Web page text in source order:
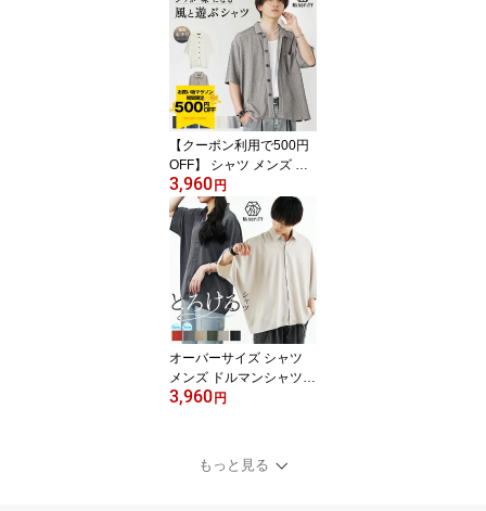
スラックス メンズ チェ
ックパンツ テーパードパ
ンツ グレンチェック パ
ンツ チェック セミワイ
ド スラックス トラウザ
ー ボトムス 無地 夏 韓国
ファッション メンズファ
ッション
【クーポン利用で500円
OFF】 シャツ メンズ 春
長袖 半袖 シャツ 涼しい
オーバーサイズ シャツ
ゆったり ゆるい 薄手 ビ
ッグシルエット シャツ
大きいサイズ ゆる 5分袖
五分袖 ビッグシャツ イ
ージーケア 黒 青 ブルー
楊柳 春服 夏服 メンズフ
ァッション 韓国ファッシ
ョン
3,960円
オーバーサイズ シャツ
メンズ ドルマンシャツ
メンズ 半袖シャツ メン
ビッグシャツ 半袖 ユニ
セックス レディース 大
3,960円
もっと見る